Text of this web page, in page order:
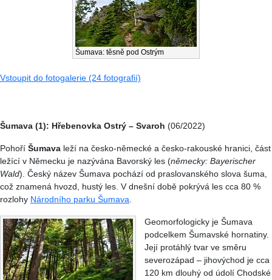
Šumava: těsně pod Ostrým
Vstoupit do fotogalerie (24 fotografií)
Šumava (1): Hřebenovka Ostrý – Svaroh (06/2022)
Pohoří Šumava leží na česko-německé a česko-rakouské hranici, část
ležící v Německu je nazývána Bavorský les (německy: Bayerischer
Wald). Český název Šumava pochází od praslovanského slova šuma,
což znamená hvozd, hustý les. V dnešní době pokrývá les cca 80 %
rozlohy Národního parku Šumava
Geomorfologicky je Šumava
podcelkem Šumavské hornatiny.
Její protáhlý tvar ve směru
severozápad – jihovýchod je cca
120 km dlouhý od údolí Chodské